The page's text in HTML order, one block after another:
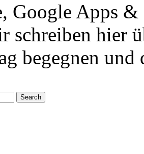
Google Apps
schreiben hier
begegnen